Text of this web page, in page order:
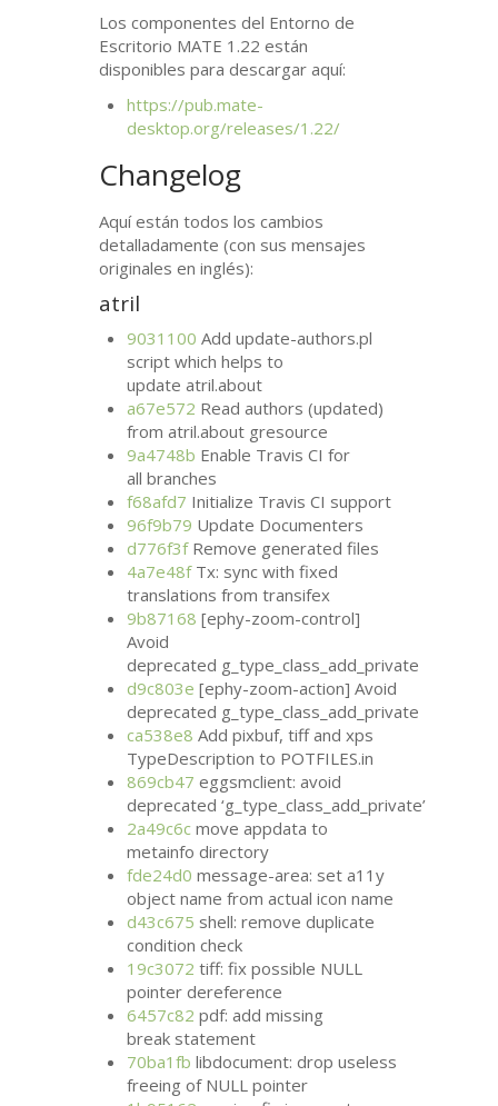
Los componentes del Entorno de
Escritorio MATE 1.22 están
disponibles para descargar aquí:
https://pub.mate-
desktop.org/releases/1.22/
Changelog
Aquí están todos los cambios
detalladamente (con sus mensajes
originales en inglés):
atril
9031100 Add update-authors.pl
script which helps to
update atril.about
a67e572 Read authors (updated)
from atril.about gresource
9a4748b Enable TravisCI for
all branches
f68afd7 Initialize TravisCI support
96f9b79 Update Documenters
d776f3fRemove generated files
4a7e48fTx: sync with fixed
translations from transifex
9b87168 [ephy-zoom-control]
Avoid
deprecated g_type_class_add_private
d9c803e [ephy-zoom-action] Avoid
deprecated g_type_class_add_private
ca538e8 Add pixbuf, tiff and xps
TypeDescription to POTFILES.in
869cb47 eggsmclient: avoid
deprecated ‘g_type_class_add_private’
2a49c6c move appdata to
metainfo directory
fde24d0 message-area: set a11y
object name from actual icon name
d43c675 shell: remove duplicate
condition check
19c3072 tiff: fix possible NULL
pointer dereference
6457c82 pdf: add missing
break statement
70ba1fb libdocument: drop useless
freeing of NULL pointer